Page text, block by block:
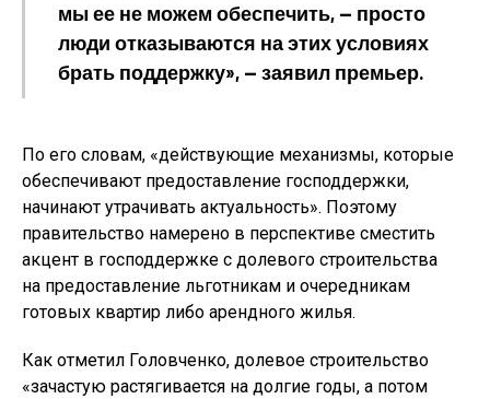
мы ее не можем обеспечить, — просто
люди отказываются на этих условиях
брать поддержку», — заявил премьер.
По его словам, «действующие механизмы, которые
обеспечивают предоставление господдержки,
начинают утрачивать актуальность». Поэтому
правительство намерено в перспективе сместить
акцент в господдержке с долевого строительства
на предоставление льготникам и очередникам
готовых квартир либо арендного жилья.
Как отметил Головченко, долевое строительство
«зачастую растягивается на долгие годы, а потом